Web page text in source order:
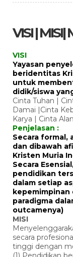
VISI | MISI|
VISI
Yayasan
beridentitas
untuk
didik/siswa
Cinta Tuhan |
Damai |Cinta
Karya | Cinta
Penjelasan :
Secara formal,
dan dibawah
Kristen Muria
Secara
pendidikan
dalam setiap
kepemimpinan
paradigma
outcamenya)
MISI
secara
tinggi dengan